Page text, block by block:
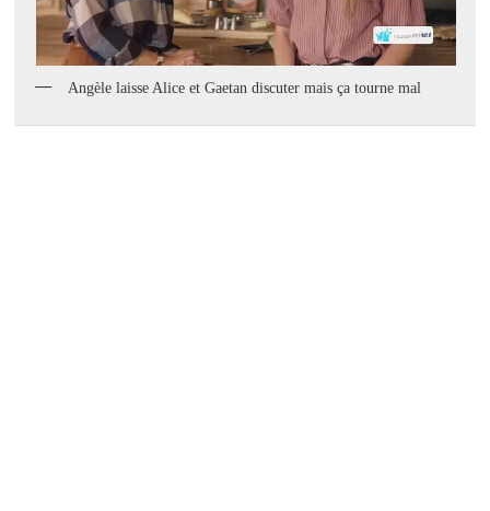
Angèle laisse Alice et Gaetan discuter mais ça tourne mal